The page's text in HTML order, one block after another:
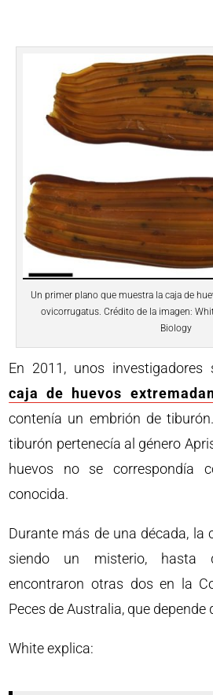
Un primer plano que muestra la caja de
ovicorrugatus. Crédito de la imagen:
Biology
En 2011, unos
caja de huevos
contenía un embrión de
tiburón pertenecía al género
huevos no se correspondía
conocida.
Durante más de una década, la
siendo un misterio, hasta
encontraron otras dos en la
Peces de Australia, que depende
White explica: